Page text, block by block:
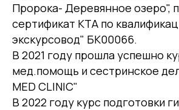
Пророка- Деревянное озеро",
сертификат КТА по
экскурсовод" БК00066.
В 2021 году прошла успешно
мед.помощь и сестринское
MED CLINIC"
В 2022 году курс подготовки